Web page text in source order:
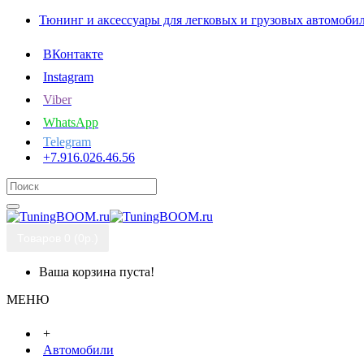
Тюнинг и аксессуары для легковых и грузовых
ВКонтакте
Instagram
Viber
WhatsApp
Telegram
+7.916.026.46.56
Ваша корзина пуста!
МЕНЮ
+
Автомобили